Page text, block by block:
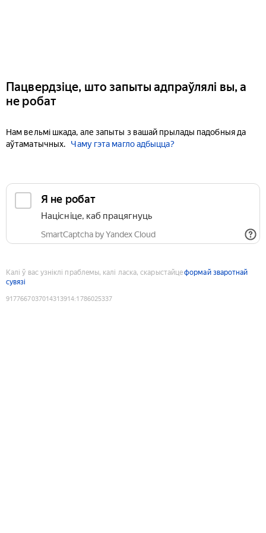
Пацвердзіце, што запыты адпраўлялі вы, а
не робат
Нам вельмі шкада, але запыты з вашай прылады падобныя да
аўтаматычных.
Чаму гэта магло адбыцца?
Я не робат
Націсніце, каб працягнуць
SmartCaptcha by Yandex Cloud
Калі ў вас узніклі праблемы, калі ласка, скарыстайцеформай зваротнай
сувязі
9177667037014313914:1786025337